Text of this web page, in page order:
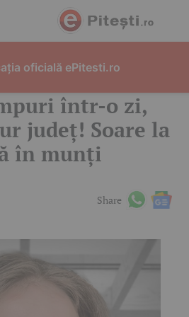
într-o zi,
județ! Soare la
în munți
Share
oficială ePitesti.ro